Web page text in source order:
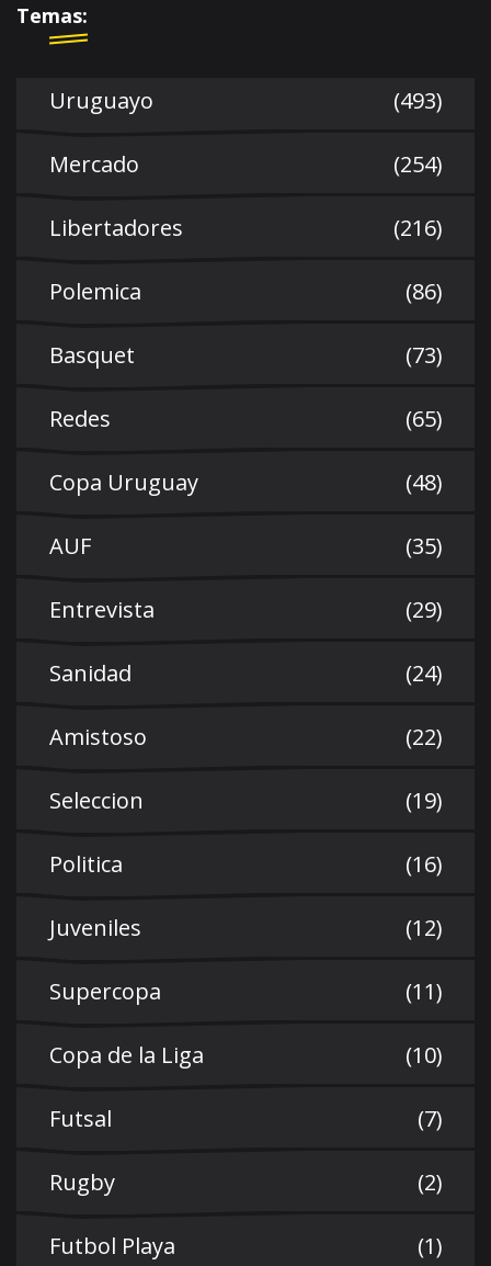
Temas:
Uruguayo (493)
Mercado (254)
Libertadores (216)
Polemica (86)
Basquet (73)
Redes (65)
Copa Uruguay (48)
AUF (35)
Entrevista (29)
Sanidad (24)
Amistoso (22)
Seleccion (19)
Politica (16)
Juveniles (12)
Supercopa (11)
Copa de la Liga (10)
Futsal (7)
Rugby (2)
Futbol Playa (1)